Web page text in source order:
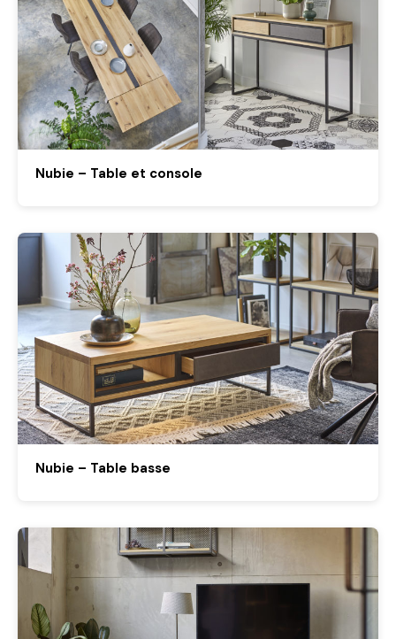
Nubie – Table et console
Nubie – Table basse